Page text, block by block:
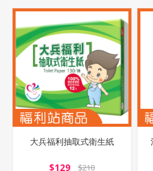
大兵福利抽取式衛生紙
$129 $210